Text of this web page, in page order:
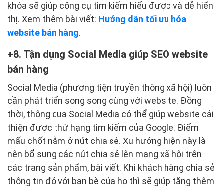
khóa sẽ giúp công cụ tìm kiếm hiểu được và dễ hiển
thị. Xem thêm bài viết: Hướng dẫn tối ưu hóa
website bán hàng.
8. Tận dụng Social Media giúp SEO website
bán hàng
Social Media (phương tiện truyền thông xã hội) luôn
cần phát triển song song cùng với website. Đồng
thời, thông qua Social Media có thể giúp website cải
thiện được thứ hạng tìm kiếm của Google. Điểm
mấu chốt nằm ở nút chia sẻ. Xu hướng hiện này là
nên bổ sung các nút chia sẻ lên mạng xã hội trên
các trang sản phẩm, bài viết. Khi khách hàng chia sẻ
thông tin đó với bạn bè của họ thì sẽ giúp tăng thêm